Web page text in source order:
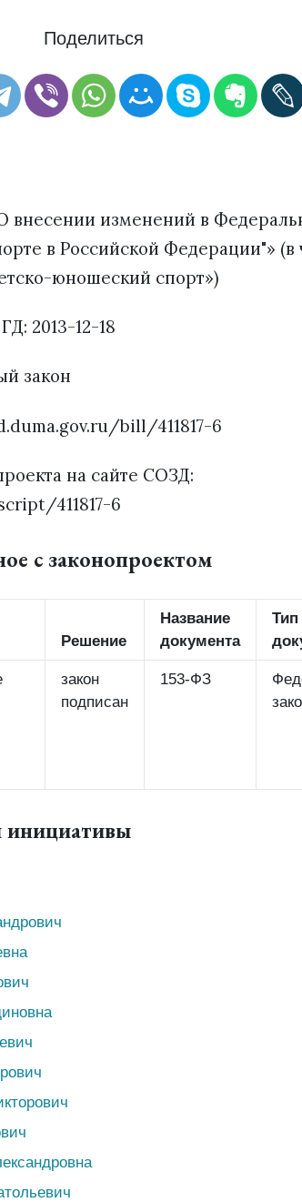
Поделиться
внесении изменений в
в Российской Федерации"» (в
юношеский спорт»)
2013-12-18
закон
bill/411817-6
на сайте СОЗД:
411817-6
с законопроектом
Решение
Название
документа
Тип
закон
подписан
153-ФЗ
инициативы